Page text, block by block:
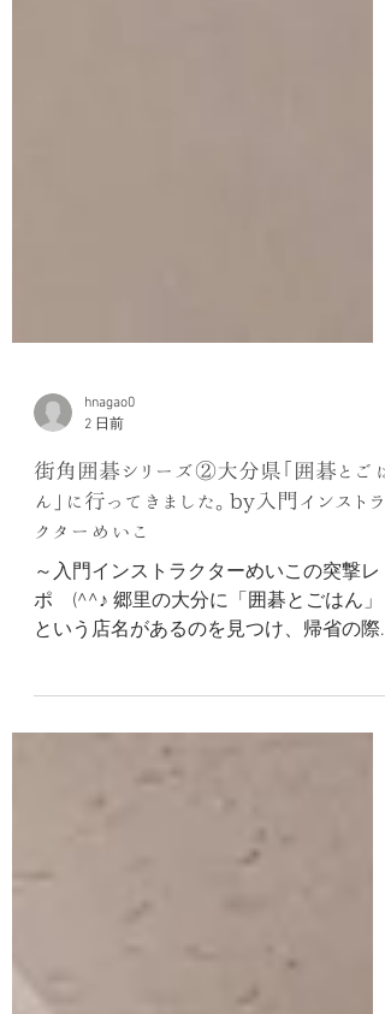
hnagao0
2 日前
街角囲碁シリーズ②大分県「囲碁とごは
ん」に行ってきました。by入門インストラ
クターめいこ
という店名があるのを見つけ、帰省の際
建物でしたが、表にはアートな看板との
れんが見え、お洒落なカフェの雰囲気を
確信しました。 中に入ると、長テーブル
に碁盤と碁笥が並び、奥と窓際に男性が
ヒカルの碁Tシャツに気づかれ、シェフの